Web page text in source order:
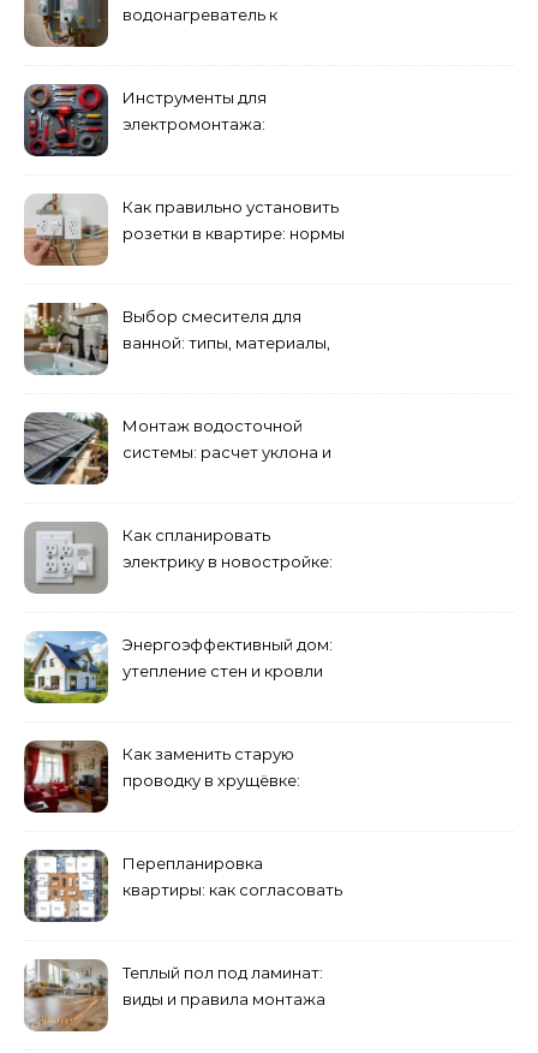
водонагреватель к
Инструменты для
электромонтажа:
Как правильно установить
розетки в квартире: нормы
Выбор смесителя для
ванной: типы, материалы,
Монтаж водосточной
системы: расчет уклона и
Как спланировать
электрику в новостройке:
Энергоэффективный дом:
утепление стен и кровли
Как заменить старую
проводку в хрущёвке:
Перепланировка
квартиры: как согласовать
Теплый пол под ламинат:
виды и правила монтажа